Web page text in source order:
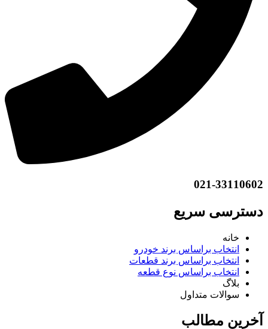
021-33110602
دسترسی سریع
خانه
انتخاب براساس برند خودرو
انتخاب براساس برند قطعات
انتخاب براساس نوع قطعه
بلاگ
سوالات متداول
آخرین مطالب